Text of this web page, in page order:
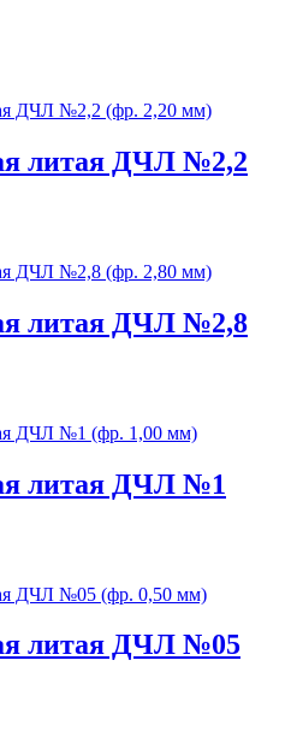
литая ДЧЛ №2,2
литая ДЧЛ №2,8
литая ДЧЛ №1
литая ДЧЛ №05